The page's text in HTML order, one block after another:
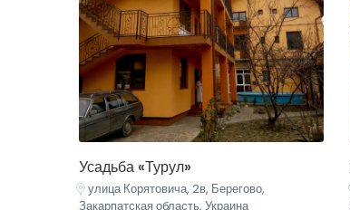
Усадьба «Турул»
улица Корятовича, 2в, Берегово,
Закарпатская область, Украина